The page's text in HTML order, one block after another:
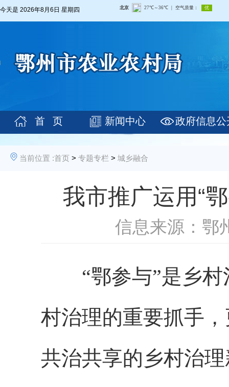
今天是 2026年8月6日 星期四
首 页 新闻中心 政府信息公
当前位置 :首页 > 专题专栏 > 城乡融合
我市推广运用“
信息来源：鄂
“鄂参与”是乡村
村治理的重要抓手
共治共享的乡村治